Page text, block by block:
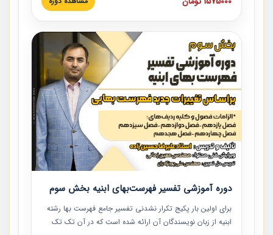
دوره به صورت کامل تصویری بوده و به همراه تصاویر عملیات
دوره با کلام مهندس علیرضاحسین‌زاده مدیر پروژه مهندسی
مشاور در امر بازنگری فهرست بها رشته ابنیه ارائه شده و به تمام
همکارانی که در حوزه صنعت ساخت در حال فعالیت هستند حتما
توصیه می کنیم از مطالب این دوره استفاده نمایند.
دوره آموزشی تفسیر فهرست‌بهای ابنیه بخش سوم
برای اولین بار پکیج تکرار نشدنی تفسیر جامع فهرست بها رشته
ابنیه از زبان نویسندگان آن ارائه شده است که در آن تک تک